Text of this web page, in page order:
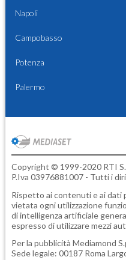
Napoli
Campobasso
Potenza
Palermo
Copyright © 1999-2020 RTI
P.Iva 03976881007 - Tutti i
Rispetto ai contenuti e ai dati
vietata ogni utilizzazione
di intelligenza artificiale
espresso di utilizzare mezzi
Per la pubblicità Mediamond
Sede legale: 00187 Roma